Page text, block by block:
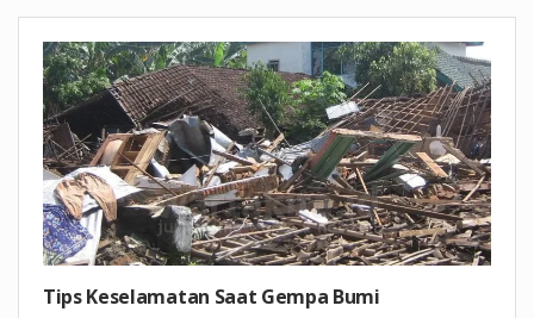
Tips Keselamatan Saat Gempa Bumi